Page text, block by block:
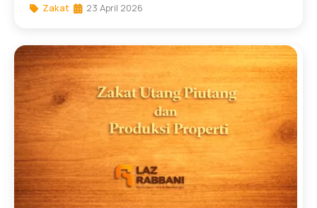
Zakat 23 April 2026